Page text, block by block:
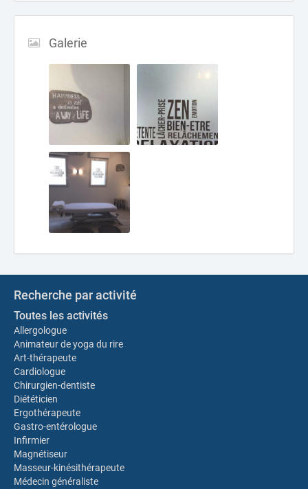
Galerie
Recherche par activité
Toutes les activités
Allergologue
Animateur de yoga du rire
Art-thérapeute
Cardiologue
Chirurgien-dentiste
Diététicien
Ergothérapeute
Gastro-entérologue
Infirmier
Magnétiseur
Masseur-kinésithérapeute
Médecin généraliste